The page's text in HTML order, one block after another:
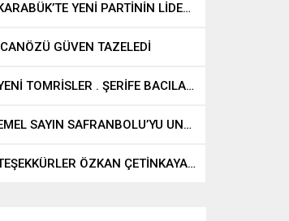
KARABÜK’TE YENİ PARTİNİN LİDERİ ELİF KÖSE Mİ?
CANÖZÜ GÜVEN TAZELEDİ
YENİ TOMRİSLER . ŞERİFE BACILAR GELİYOR
EMEL SAYIN SAFRANBOLU’YU UNUTAMIYOR
TEŞEKKÜRLER ÖZKAN ÇETİNKAYA TEŞEKKÜRLER KARABÜK